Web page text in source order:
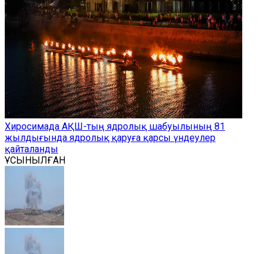
Хиросимада АҚШ-тың ядролық шабуылының 81
жылдығында ядролық қаруға қарсы үндеулер
қайталанды
ҰСЫНЫЛҒАН